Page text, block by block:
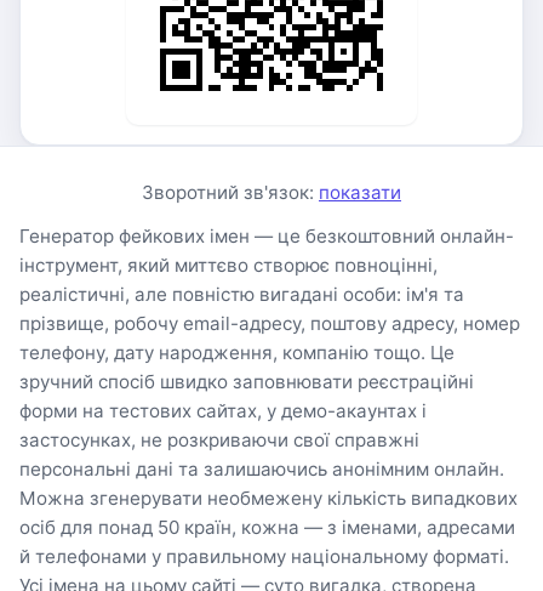
Зворотний зв'язок: показати
Генератор фейкових імен — це безкоштовний онлайн-
інструмент, який миттєво створює повноцінні,
реалістичні, але повністю вигадані особи: ім'я та
прізвище, робочу email-адресу, поштову адресу, номер
телефону, дату народження, компанію тощо. Це
зручний спосіб швидко заповнювати реєстраційні
форми на тестових сайтах, у демо-акаунтах і
застосунках, не розкриваючи свої справжні
персональні дані та залишаючись анонімним онлайн.
Можна згенерувати необмежену кількість випадкових
осіб для понад 50 країн, кожна — з іменами, адресами
й телефонами у правильному національному форматі.
Усі імена на цьому сайті — суто вигадка, створена